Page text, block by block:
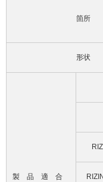
箇所
形状
製品適合